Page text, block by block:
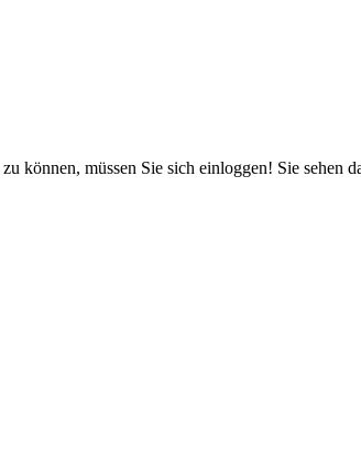
können, müssen Sie sich einloggen! Sie sehen